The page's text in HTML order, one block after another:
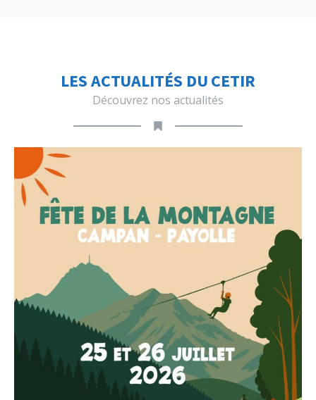
LES ACTUALITÉS DU CETIR
Découvrez nos actualités